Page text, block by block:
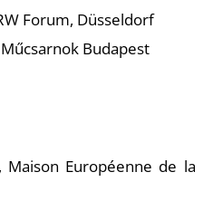
Forum, Düsseldorf
Budapest
Européenne de la